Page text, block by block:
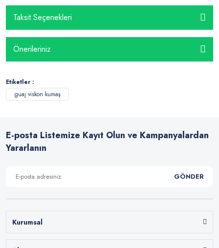
Taksit Seçenekleri
Önerileriniz
Etiketler :
guaj viskon kumaş
E-posta Listemize Kayıt Olun ve Kampanyalardan
Yararlanın
GÖNDER
Kurumsal